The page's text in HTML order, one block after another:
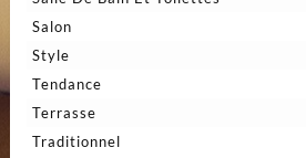
Salon
Style
Tendance
Terrasse
Traditionnel